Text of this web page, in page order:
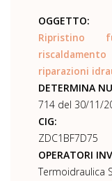
OGGETTO:
Ripristino
riparazioni
DETERMINA
714 del 30/11/
CIG:
ZDC1BF7D75
OPERATORI
Termoidraulica